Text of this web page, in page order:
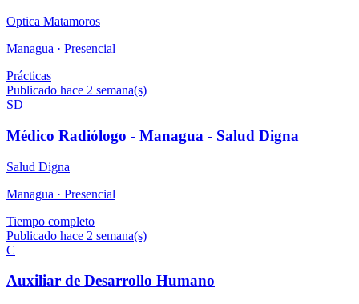
Optica Matamoros
Managua · Presencial
Prácticas
Publicado hace 2 semana(s)
SD
Médico Radiólogo - Managua - Salud Digna
Salud Digna
Managua · Presencial
Tiempo completo
Publicado hace 2 semana(s)
C
Auxiliar de Desarrollo Humano